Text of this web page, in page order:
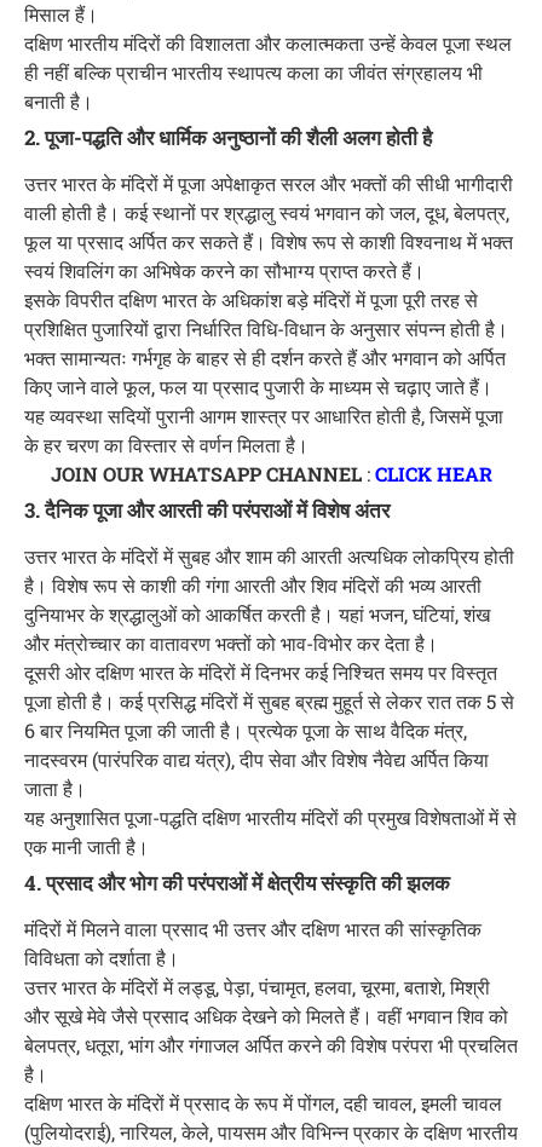
मिसाल हैं।
दक्षिण भारतीय मंदिरों की विशालता और कलात्मकता उन्हें केवल पूजा स्थल
ही नहीं बल्कि प्राचीन भारतीय स्थापत्य कला का जीवंत संग्रहालय भी
बनाती है।
2. पूजा-पद्धति और धार्मिक अनुष्ठानों की शैली अलग होती है
उत्तर भारत के मंदिरों में पूजा अपेक्षाकृत सरल और भक्तों की सीधी भागीदारी
वाली होती है। कई स्थानों पर श्रद्धालु स्वयं भगवान को जल, दूध, बेलपत्र,
फूल या प्रसाद अर्पित कर सकते हैं। विशेष रूप से काशी विश्वनाथ में भक्त
स्वयं शिवलिंग का अभिषेक करने का सौभाग्य प्राप्त करते हैं।
इसके विपरीत दक्षिण भारत के अधिकांश बड़े मंदिरों में पूजा पूरी तरह से
प्रशिक्षित पुजारियों द्वारा निर्धारित विधि-विधान के अनुसार संपन्न होती है।
भक्त सामान्यतः गर्भगृह के बाहर से ही दर्शन करते हैं और भगवान को अर्पित
किए जाने वाले फूल, फल या प्रसाद पुजारी के माध्यम से चढ़ाए जाते हैं।
यह व्यवस्था सदियों पुरानी आगम शास्त्र पर आधारित होती है, जिसमें पूजा
के हर चरण का विस्तार से वर्णन मिलता है।
JOIN OUR WHATSAPP CHANNEL:CLICK HEAR
3. दैनिक पूजा और आरती की परंपराओं में विशेष अंतर
उत्तर भारत के मंदिरों में सुबह और शाम की आरती अत्यधिक लोकप्रिय होती
है। विशेष रूप से काशी की गंगा आरती और शिव मंदिरों की भव्य आरती
दुनियाभर के श्रद्धालुओं को आकर्षित करती है। यहां भजन, घंटियां, शंख
और मंत्रोच्चार का वातावरण भक्तों को भाव-विभोर कर देता है।
दूसरी ओर दक्षिण भारत के मंदिरों में दिनभर कई निश्चित समय पर विस्तृत
पूजा होती है। कई प्रसिद्ध मंदिरों में सुबह ब्रह्म मुहूर्त से लेकर रात तक 5 से
6 बार नियमित पूजा की जाती है। प्रत्येक पूजा के साथ वैदिक मंत्र,
नादस्वरम (पारंपरिक वाद्य यंत्र), दीप सेवा और विशेष नैवेद्य अर्पित किया
जाता है।
यह अनुशासित पूजा-पद्धति दक्षिण भारतीय मंदिरों की प्रमुख विशेषताओं में से
एक मानी जाती है।
4. प्रसाद और भोग की परंपराओं में क्षेत्रीय संस्कृति की झलक
मंदिरों में मिलने वाला प्रसाद भी उत्तर और दक्षिण भारत की सांस्कृतिक
विविधता को दर्शाता है।
उत्तर भारत के मंदिरों में लड्डू, पेड़ा, पंचामृत, हलवा, चूरमा, बताशे, मिश्री
और सूखे मेवे जैसे प्रसाद अधिक देखने को मिलते हैं। वहीं भगवान शिव को
बेलपत्र, धतूरा, भांग और गंगाजल अर्पित करने की विशेष परंपरा भी प्रचलित
है।
दक्षिण भारत के मंदिरों में प्रसाद के रूप में पोंगल, दही चावल, इमली चावल
(पुलियोदराई), नारियल, केले, पायसम और विभिन्न प्रकार के दक्षिण भारतीय